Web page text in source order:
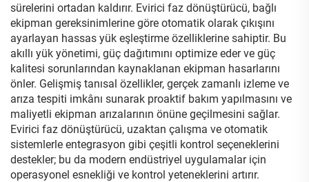
sürelerini ortadan kaldırır. Evirici faz dönüştürücü, bağlı
ekipman gereksinimlerine göre otomatik olarak çıkışını
ayarlayan hassas yük eşleştirme özelliklerine sahiptir. Bu
akıllı yük yönetimi, güç dağıtımını optimize eder ve güç
kalitesi sorunlarından kaynaklanan ekipman hasarlarını
önler. Gelişmiş tanısal özellikler, gerçek zamanlı izleme ve
arıza tespiti imkânı sunarak proaktif bakım yapılmasını ve
maliyetli ekipman arızalarının önüne geçilmesini sağlar.
Evirici faz dönüştürücü, uzaktan çalışma ve otomatik
sistemlerle entegrasyon gibi çeşitli kontrol seçeneklerini
destekler; bu da modern endüstriyel uygulamalar için
operasyonel esnekliği ve kontrol yeteneklerini artırır.